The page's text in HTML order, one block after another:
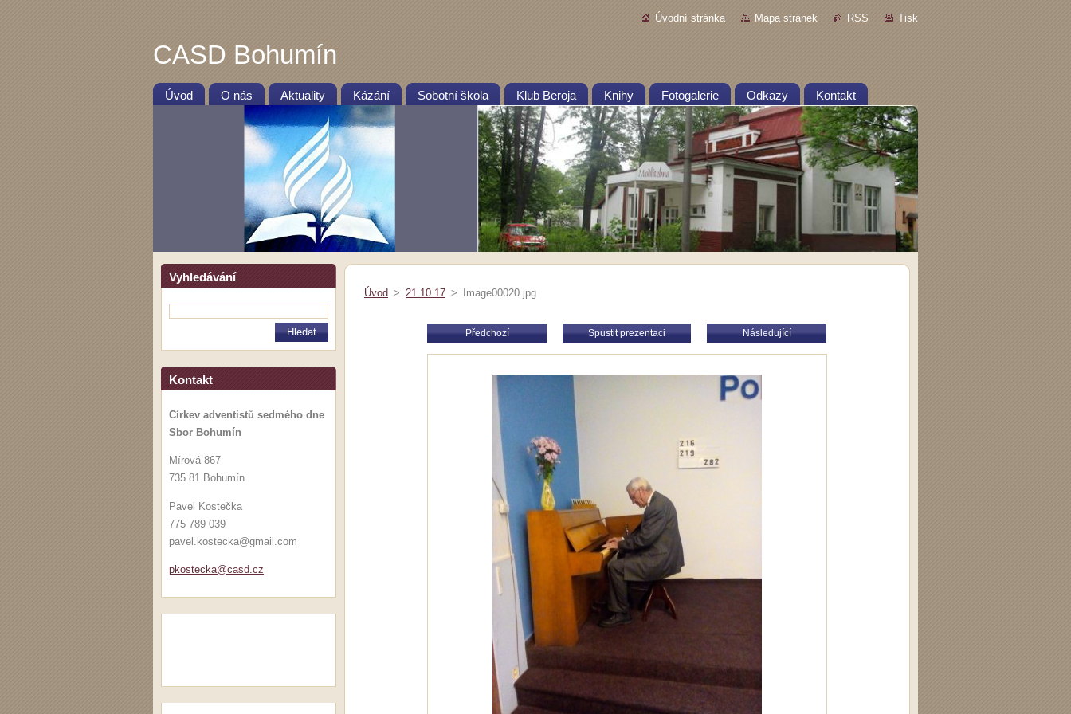
Úvodní stránka Mapa stránek RSS Tisk
CASD Bohumín
Úvod O nás Aktuality Kázání Sobotní škola Klub Beroja Knihy Fotogalerie Odkazy Kontakt
Vyhledávání
Kontakt
Církev adventistů sedmého dne
Sbor Bohumín
Mírová 867
735 81 Bohumín
Pavel Kostečka
775 789 039
pavel.kostecka@gmail.com
pkostecka@casd.cz
Úvod > 21.10.17 > Image00020.jpg
Předchozí Spustit prezentaci Následující